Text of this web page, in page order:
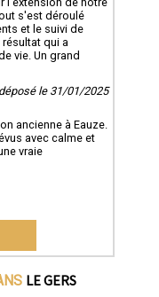
s'est déroulé
et le suivi de
qui a
vie. Un grand
le 31/01/2025
ancienne à Eauze.
avec calme et
vraie
LE GERS